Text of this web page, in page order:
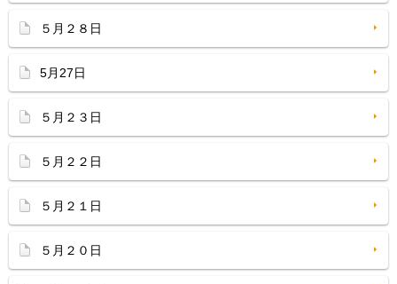
５月２８日
5月27日
５月２３日
５月２２日
５月２１日
５月２０日